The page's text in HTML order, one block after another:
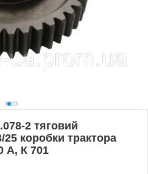
2 тяговий
коробки трактора
А, К 701